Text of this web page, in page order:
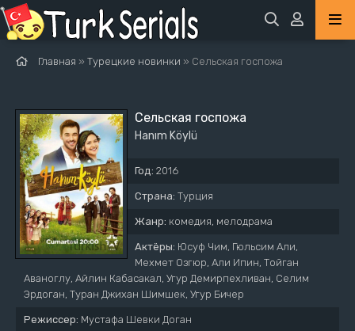
Главная » Турецкие новинки » Сельская госпожа
Сельская госпожа
Hanım Köylü
Год: 2016
Страна: Турция
Жанр: комедия, мелодрама
Актёры: Юсуф Чим, Гюльсим Али,
Мехмет Озгюр, Али Ипин, Тойган
Аваноглу, Айлин Кабасакал, Угур Демирпехливан, Селим
Эрдоган, Туран Джихан Шимшек, Угур Бичер
Режиссер: Мустафа Шевки Доган